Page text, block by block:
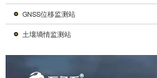
GNSS位移监测站
土壤墒情监测站